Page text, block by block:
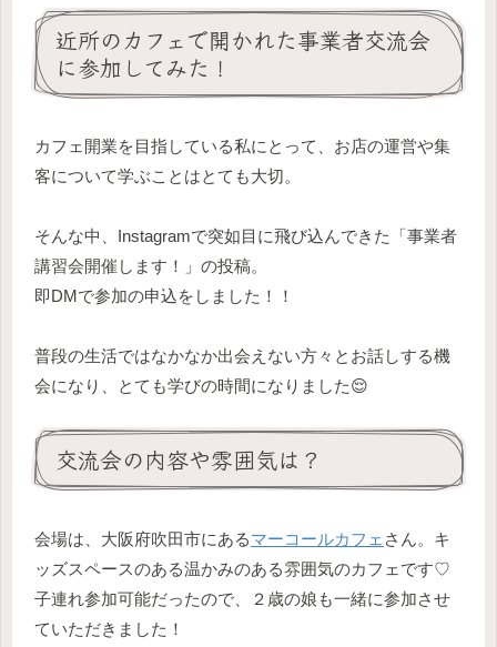
近所のカフェで開かれた事業者交流会
に参加してみた！
カフェ開業を目指している私にとって、お店の運営や集
客について学ぶことはとても大切。
そんな中、Instagramで突如目に飛び込んできた「事業者
講習会開催します！」の投稿。
即DMで参加の申込をしました！！
普段の生活ではなかなか出会えない方々とお話しする機
会になり、とても学びの時間になりました😌
交流会の内容や雰囲気は？
会場は、大阪府吹田市にあるマーコールカフェ さん。キ
ッズスペースのある温かみのある雰囲気のカフェです♡
子連れ参加可能だったので、２歳の娘も一緒に参加させ
ていただきました！